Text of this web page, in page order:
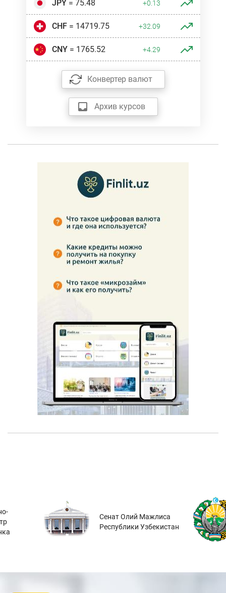
JPY = 75.48 +0.13
CHF= 14719.75 +32.09
CNY= 1765.52 +4.29
Конвертер валют
Архив курсов
Сенат Олий Мажлиса
Республики Узбекистан